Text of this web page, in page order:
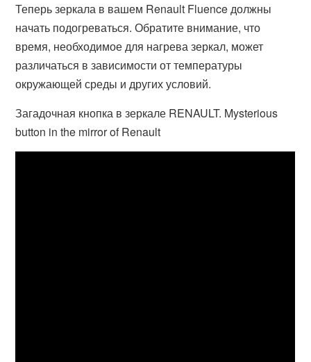
Теперь зеркала в вашем Renault Fluence должны
начать подогреваться. Обратите внимание, что
время, необходимое для нагрева зеркал, может
различаться в зависимости от температуры
окружающей среды и других условий.
Загадочная кнопка в зеркале RENAULT. Mysterious
button in the mirror of Renault